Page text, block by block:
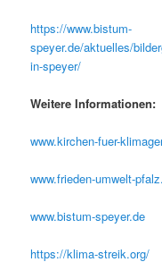
https://www.bistum-
speyer.de/aktuelles/
in-speyer/
Weitere Informationen:
www.kirchen-fuer-
www.frieden-umwelt-
www.bistum-speyer.de
https://klima-streik.org/